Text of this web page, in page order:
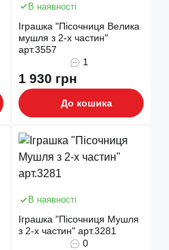
В наявності
Іграшка "Пісочниця Велика
мушля з 2-х частин"
арт.3557
1
1 930 грн
До кошика
В наявності
Іграшка "Пісочниця Мушля
з 2-х частин" арт.3281
0